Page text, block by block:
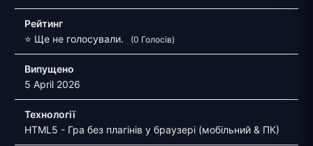
Рейтинг
⭐ Ще не голосували.
(0 Голосів)
Випущено
5 April 2026
Технології
HTML5 - Гра без плагінів у браузері (мобільний & ПК)